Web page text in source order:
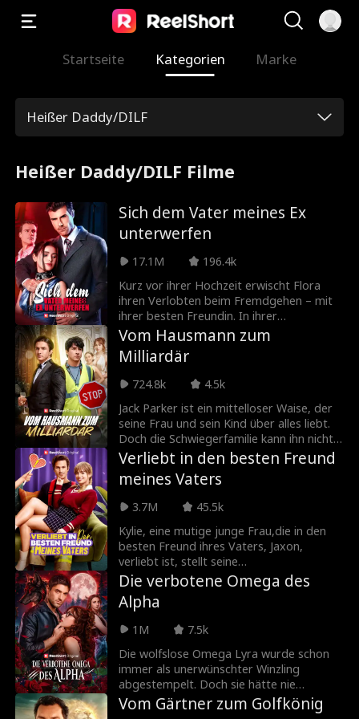
Startseite Kategorien Marke
Heißer Daddy/DILF
Heißer Daddy/DILF Filme
Sich dem Vater meines Ex
unterwerfen
17.1M
196.4k
Kurz vor ihrer Hochzeit erwischt Flora
ihren Verlobten beim Fremdgehen – mit
ihrer besten Freundin. In ihrer
Verzweiflung flüchtet sie und verbringt
eine wilde Nacht mit einem attraktiven
Fremden. Was sie nicht weiß: Er ist der
Vater ihres Ex-Verlobten – und er
verbirgt ein düsteres Geheimnis. Wird sie
sich der Leidenschaft hingeben? Oder ist
es Zeit, erneut zu fliehen?
Vom Hausmann zum
Milliardär
724.8k
4.5k
Jack Parker ist ein mittelloser Waise, der
seine Frau und sein Kind über alles liebt.
Doch die Schwiegerfamilie kann ihn nicht
ausstehen und will seine Ehe um jeden
Preis zerstören. Das ändert sich
schlagartig, als Jack plötzlich Erbe eines
Milliardenkonzerns wird. Jetzt muss er
seine neue Identität als Superreicher
beweisen, bevor sie seine Ehe sabotieren,
ihm sein Kind wegnehmen oder ihn sogar
umbringen lassen.
Verliebt in den besten Freund
meines Vaters
3.7M
45.5k
Kylie, eine mutige junge Frau,die in den
besten Freund ihres Vaters, Jaxon,
verliebt ist, stellt seine
Selbstbeherrschung auf die Probe,indem
sie ihn mit ihrem Charme
verführt.Während Jaxon damit kämpft, ihr
zu widerstehen, wächst die Spannung
zwischen ihnen – bis ein Verrat alles
verändert.
Die verbotene Omega des
Alpha
1M
7.5k
Die wolfslose Omega Lyra wurde schon
immer als unerwünschter Winzling
abgestempelt. Doch sie hätte nie
gedacht, dass sie diesen Sommer
ausgerechnet wieder in das Haus des
Vom Gärtner zum Golfkönig